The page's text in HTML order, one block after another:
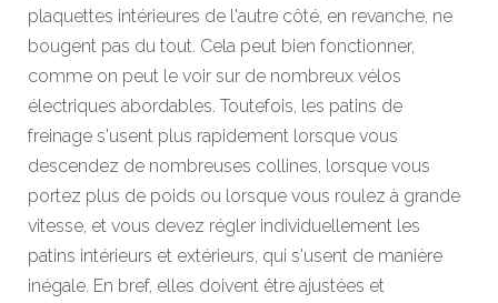
plaquettes intérieures de l'autre côté, en revanche, ne
bougent pas du tout. Cela peut bien fonctionner,
comme on peut le voir sur de nombreux vélos
électriques abordables. Toutefois, les patins de
freinage s'usent plus rapidement lorsque vous
descendez de nombreuses collines, lorsque vous
portez plus de poids ou lorsque vous roulez à grande
vitesse, et vous devez régler individuellement les
patins intérieurs et extérieurs, qui s'usent de manière
inégale. En bref, elles doivent être ajustées et